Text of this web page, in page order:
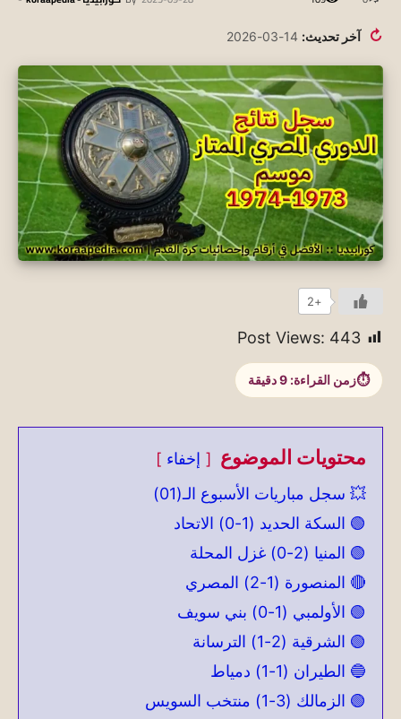
↻ آخر تحديث: 14-03-2026
+2
Post Views: 443
زمن القراءة: 9دقيقة
محتويات الموضوع
إخفاء
💥 سجل مباريات الأسبوع الـ(01)
🟢 السكة الحديد (1-0) الاتحاد
🟢 المنيا (2-0) غزل المحلة
🔴 المنصورة (1-2) المصري
🟢 الأولمبي (1-0) بني سويف
🟢 الشرقية (2-1) الترسانة
🔵 الطيران (1-1) دمياط
🟢 الزمالك (3-1) منتخب السويس